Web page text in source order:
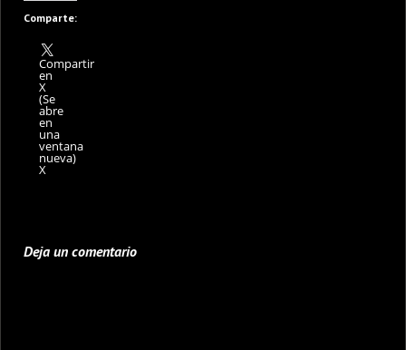
Comparte:
Compartir
en
X
(Se
abre
en
una
ventana
nueva)
X
Deja un comentario